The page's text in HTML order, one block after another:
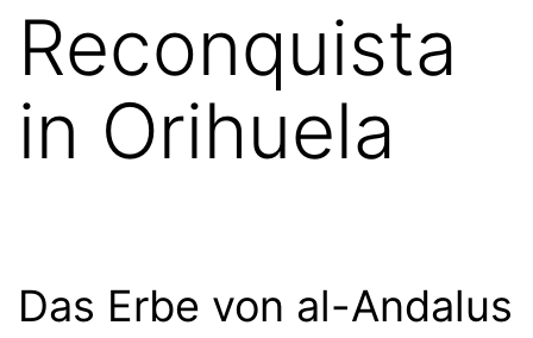
Reconquista
in Orihuela
Das Erbe von al-Andalus